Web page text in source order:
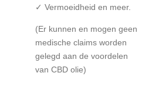
✓ Vermoeidheid en meer.
(Er kunnen en mogen geen
medische claims worden
gelegd aan de voordelen
van CBD olie)